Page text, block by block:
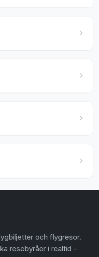
och flygresor.
resebyråer i realtid –